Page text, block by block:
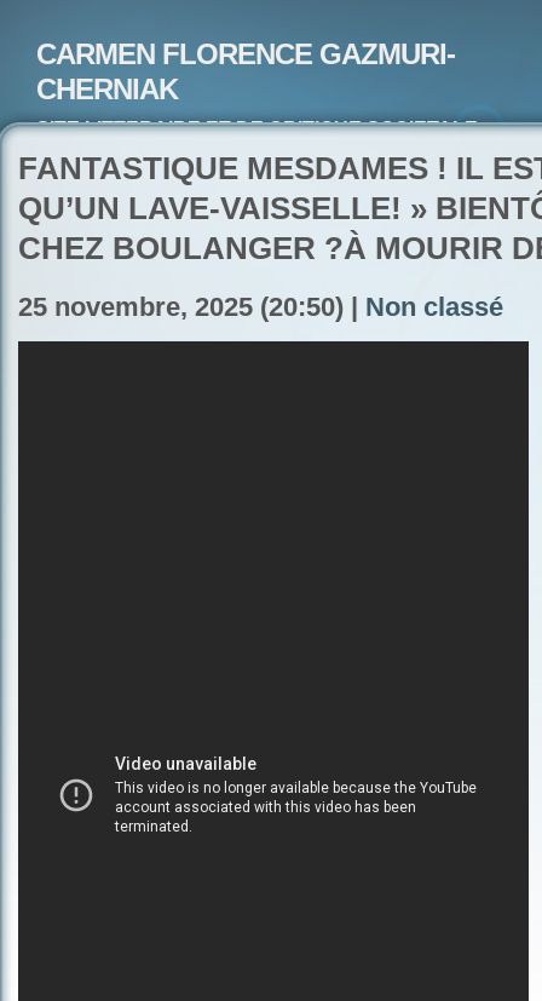
CARMEN FLORENCE GAZMURI-
CHERNIAK
SITE LITTERAIRE ET DE CRITIQUE SOCIETALE-
FANTASTIQUE MESDAMES ! IL
QU’UN LAVE-VAISSELLE! »
CHEZ BOULANGER ?À MOURIR
25 novembre, 2025 (20:50) | Non classé